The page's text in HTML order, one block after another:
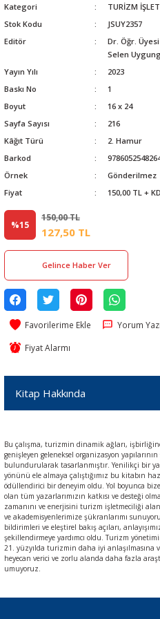
Kategori TURİZM
Stok Kodu
JSUY2357
Editör
Dr. Öğr.
Selen
Yayın Yılı
2023
Baskı No
1
Boyut
16 x 24
Sayfa Sayısı
216
Kâğıt Türü
2. Hamur
Barkod
Örnek
Gönderilmez
Fiyat
150,00 TL +
%15
150,00 TL
127,50 TL
Gelince Haber Ver
Yorum
Fiyat Alarmı
Kitap Hakkında
Bu çalışma, turizmin dinamik ağları,
genişleyen geleneksel organizasyon
bulundurularak tasarlanmıştır. Yenilikçi bir
yönünü ele almaya çalıştığımız bu kitabın
ödüllendirici bir deneyim oldu. Yol boyunca
olan tüm yazarlarımızın katkısı ve desteği
zamanını ve enerjisini turizm işletmeciliği
ve akademisyenlerimize şükranlarımı
bildirimleri ve eleştirel bakış açıları,
şekillendirmeye yardımcı oldu. Turizm
21. yüzyılda turizmin daha iyi anlaşılmasına
heyecan verici ve zorlu alanda daha fazla
umuyoruz.